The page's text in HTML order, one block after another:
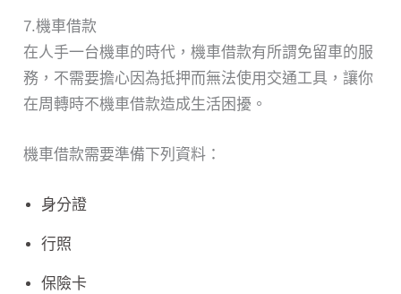
7.機車借款
在人手一台機車的時代，機車借款有所謂免留車的服
務，不需要擔心因為抵押而無法使用交通工具，讓你
在周轉時不機車借款造成生活困擾。
機車借款需要準備下列資料：
身分證
行照
保險卡